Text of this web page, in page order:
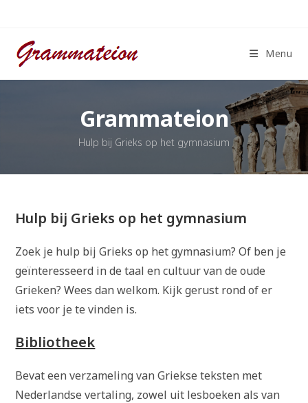
inhoud
Menu
Grammateion
Hulp bij Grieks op het gymnasium
Hulp bij Grieks op het gymnasium
Zoek je hulp bij Grieks op het gymnasium? Of ben je
geïnteresseerd in de taal en cultuur van de oude
Grieken? Wees dan welkom. Kijk gerust rond of er
iets voor je te vinden is.
Bibliotheek
Bevat een verzameling van Griekse teksten met
Nederlandse vertaling, zowel uit lesboeken als van